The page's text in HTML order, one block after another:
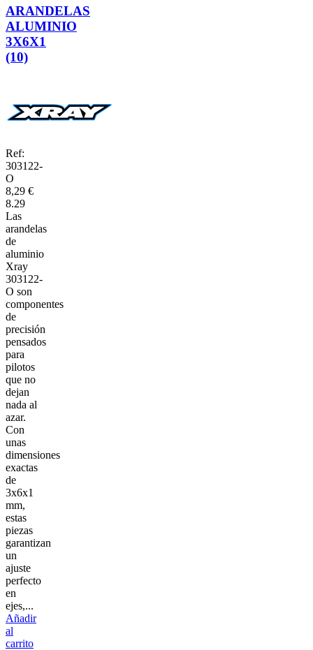
ARANDELAS
ALUMINIO
3X6X1
(10)
Ref:
303122-
O
8,29 €
8.29
Las
arandelas
de
aluminio
Xray
303122-
O son
componentes
de
precisión
pensados
para
pilotos
que no
dejan
nada al
azar.
Con
unas
dimensiones
exactas
de
3x6x1
mm,
estas
piezas
garantizan
un
ajuste
perfecto
en
ejes,...
Añadir
al
carrito